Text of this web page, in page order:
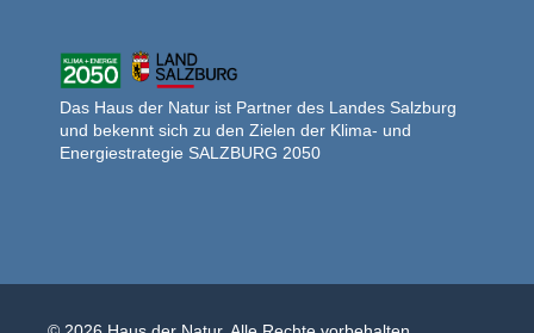
Das Haus der Natur ist Partner des Landes Salzburg
und bekennt sich zu den Zielen der Klima- und
Energiestrategie SALZBURG 2050